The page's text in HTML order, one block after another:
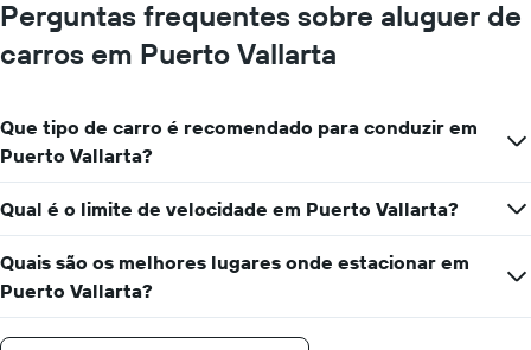
Perguntas frequentes sobre aluguer de
carros em Puerto Vallarta
Que tipo de carro é recomendado para conduzir em
Puerto Vallarta?
Qual é o limite de velocidade em Puerto Vallarta?
Quais são os melhores lugares onde estacionar em
Puerto Vallarta?